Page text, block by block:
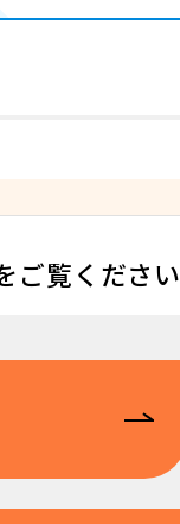
ご覧ください